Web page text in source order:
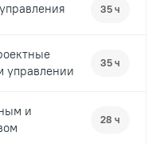
35 ч
управлении
35 ч
и
28 ч